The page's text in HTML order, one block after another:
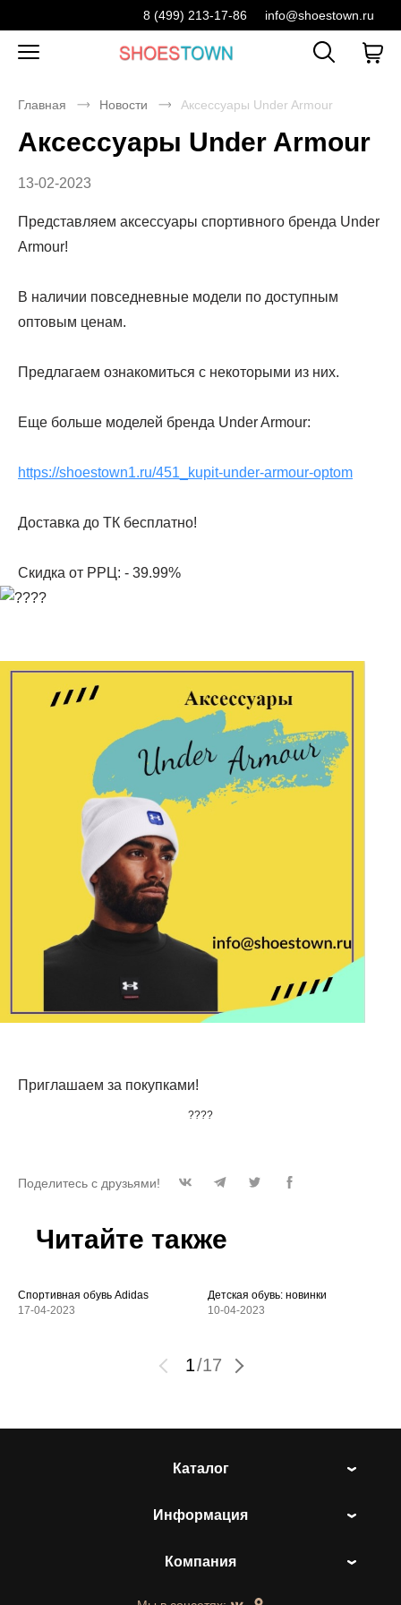
8 (499) 213-17-86 info@shoestown.ru
Главная Новости Аксессуары Under Armour
Аксессуары Under Armour
13-02-2023
Представляем аксессуары спортивного бренда Under
Armour!
В наличии повседневные модели по доступным
оптовым ценам.
Предлагаем ознакомиться с некоторыми из них.
Еще больше моделей бренда Under Armour:
https://shoestown1.ru/451_kupit-under-armour-optom
Доставка до ТК бесплатно!
Скидка от РРЦ: - 39.99%
Приглашаем за покупками!
????
Поделитесь с друзьями!
Читайте также
Спортивная обувь Adidas
17-04-2023
Детская обувь: новинки
10-04-2023
1/17
Каталог
Информация
Компания